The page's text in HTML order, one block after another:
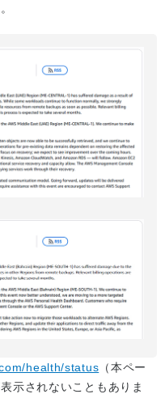
health/status （本ペー
示されないこともありま